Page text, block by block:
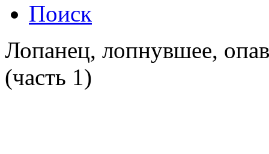
Поиск
Лопанец, лопнувшее,
(часть 1)